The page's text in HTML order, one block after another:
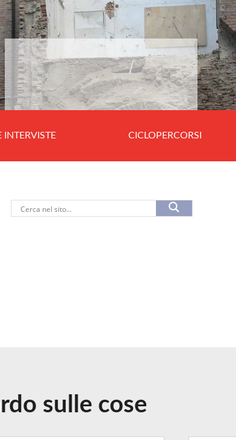
INTERVISTE CICLOPERCORSI
sulle cose